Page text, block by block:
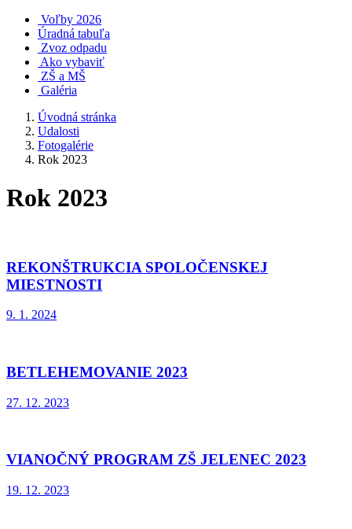
Voľby 2026
Úradná tabuľa
Zvoz odpadu
Ako vybaviť
ZŠ a MŠ
Galéria
Úvodná stránka
Udalosti
Fotogalérie
Rok 2023
Rok 2023
REKONŠTRUKCIA SPOLOČENSKEJ
MIESTNOSTI
9. 1. 2024
BETLEHEMOVANIE 2023
27. 12. 2023
VIANOČNÝ PROGRAM ZŠ JELENEC 2023
19. 12. 2023